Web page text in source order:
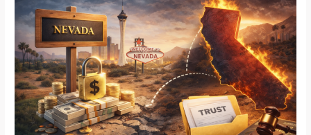
内
达
避
税
天
堂：
加